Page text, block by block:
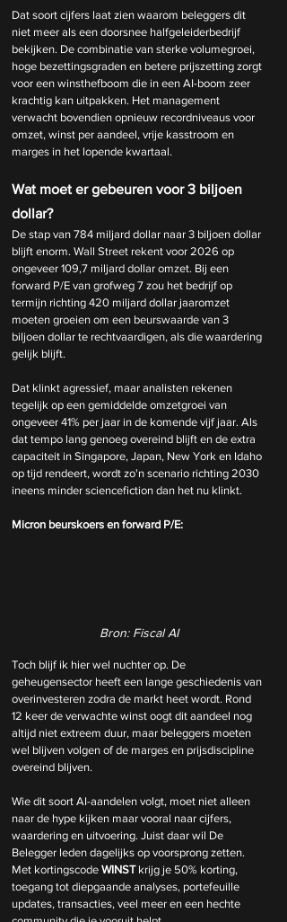
Dat soort cijfers laat zien waarom beleggers dit
niet meer als een doorsnee halfgeleiderbedrijf
bekijken. De combinatie van sterke volumegroei,
hoge bezettingsgraden en betere prijszetting zorgt
voor een winsthefboom die in een AI-boom zeer
krachtig kan uitpakken. Het management
verwacht bovendien opnieuw recordniveaus voor
omzet, winst per aandeel, vrije kasstroom en
marges in het lopende kwartaal.
Wat moet er gebeuren voor 3 biljoen
dollar?
De stap van 784 miljard dollar naar 3 biljoen dollar
blijft enorm. Wall Street rekent voor 2026 op
ongeveer 109,7 miljard dollar omzet. Bij een
forward P/E van grofweg 7 zou het bedrijf op
termijn richting 420 miljard dollar jaaromzet
moeten groeien om een beurswaarde van 3
biljoen dollar te rechtvaardigen, als die waardering
gelijk blijft.
Dat klinkt agressief, maar analisten rekenen
tegelijk op een gemiddelde omzetgroei van
ongeveer 41% per jaar in de komende vijf jaar. Als
dat tempo lang genoeg overeind blijft en de extra
capaciteit in Singapore, Japan, New York en Idaho
op tijd rendeert, wordt zo'n scenario richting 2030
ineens minder sciencefiction dan het nu klinkt.
Micron beurskoers en forward P/E:
Bron: Fiscal AI
Toch blijf ik hier wel nuchter op. De
geheugensector heeft een lange geschiedenis van
overinvesteren zodra de markt heet wordt. Rond
12 keer de verwachte winst oogt dit aandeel nog
altijd niet extreem duur, maar beleggers moeten
wel blijven volgen of de marges en prijsdiscipline
overeind blijven.
Wie dit soort AI-aandelen volgt, moet niet alleen
naar de hype kijken maar vooral naar cijfers,
waardering en uitvoering. Juist daar wil De
Belegger leden dagelijks op voorsprong zetten.
Met kortingscode WINST krijg je 50% korting,
toegang tot diepgaande analyses, portefeuille
updates, transacties, veel meer en een hechte